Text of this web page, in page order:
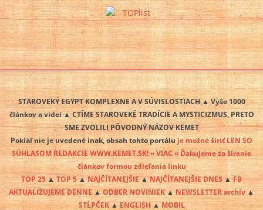
STAROVEKÝ EGYPT KOMPLEXNE A V SÚVISLOSTIACH ▲ Vyše 1000
článkov a videí ▲ CTÍME STAROVEKÉ TRADÍCIE A MYSTICIZMUS, PRETO
SME ZVOLILI PÔVODNÝ NÁZOV KEMET
Pokiaľ nie je uvedené inak, obsah tohto portálu je možné šíriť LEN SO
SÚHLASOM REDAKCIE WWW.KEMET.SK! » VIAC « Ďakujeme za šírenie
článkov formou zdieľania linku
TOP 25 ▲ TOP 5▲NAJČÍTANEJŠIE▲NAJČÍTANEJŠIE DNES ▲FB
AKTUALIZUJEME DENNE▲ODBER NOVINIEK▲ NEWSLETTER archív ▲
STĹPČEK▲ENGLISH▲MOBIL